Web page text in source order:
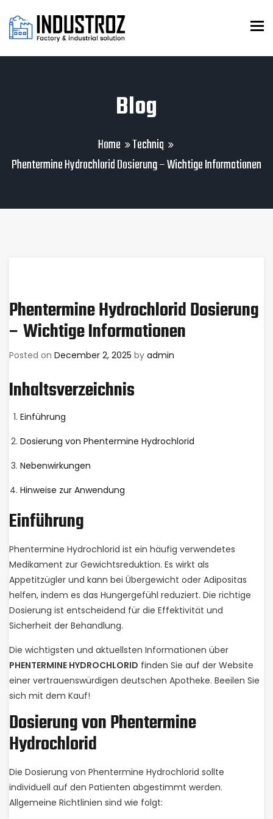
Blog
Home
Techniq
Phentermine Hydrochlorid Dosierung – Wichtige Informationen
Phentermine Hydrochlorid Dosierung
– Wichtige Informationen
Posted on December 2, 2025 by admin
Inhaltsverzeichnis
Einführung
Dosierung von Phentermine Hydrochlorid
Nebenwirkungen
Hinweise zur Anwendung
Einführung
Phentermine Hydrochlorid ist ein häufig verwendetes
Medikament zur Gewichtsreduktion. Es wirkt als
Appetitzügler und kann bei Übergewicht oder Adipositas
helfen, indem es das Hungergefühl reduziert. Die richtige
Dosierung ist entscheidend für die Effektivität und
Sicherheit der Behandlung.
Die wichtigsten und aktuellsten Informationen über
PHENTERMINE HYDROCHLORID finden Sie auf der Website
einer vertrauenswürdigen deutschen Apotheke. Beeilen Sie
sich mit dem Kauf!
Dosierung von Phentermine
Hydrochlorid
Die Dosierung von Phentermine Hydrochlorid sollte
individuell auf den Patienten abgestimmt werden.
Allgemeine Richtlinien sind wie folgt: